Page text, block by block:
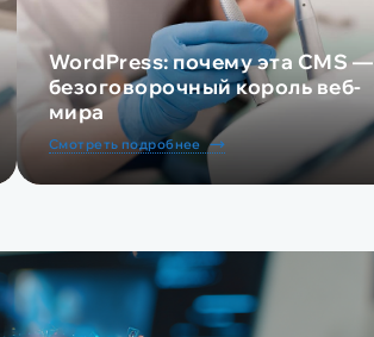
WordPress: почему эта CMS —
безоговорочный король веб-
мира
Смотреть подробнее